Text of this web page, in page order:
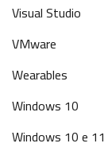
Visual Studio
VMware
Wearables
Windows 10
Windows 10 e